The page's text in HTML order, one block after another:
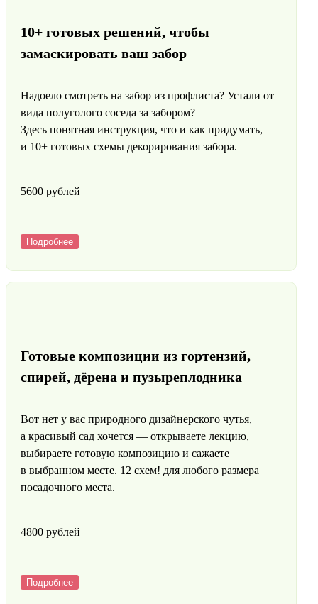
10+ готовых решений, чтобы
замаскировать ваш забор
Надоело смотреть на забор из профлиста? Устали от
вида полуголого соседа за забором?
Здесь понятная инструкция, что и как придумать,
и 10+ готовых схемы декорирования забора.
5600 pyблей
Подробнее
Готовые композиции из гортензий,
спирей, дёрена и пузыреплодника
Вот нет у вас природного дизайнерского чутья,
а красивый сад хочется — открываете лекцию,
выбираете готовую композицию и сажаете
в выбранном месте. 12 схем! для любого размера
посадочного места.
4800 pyблей
Подробнее